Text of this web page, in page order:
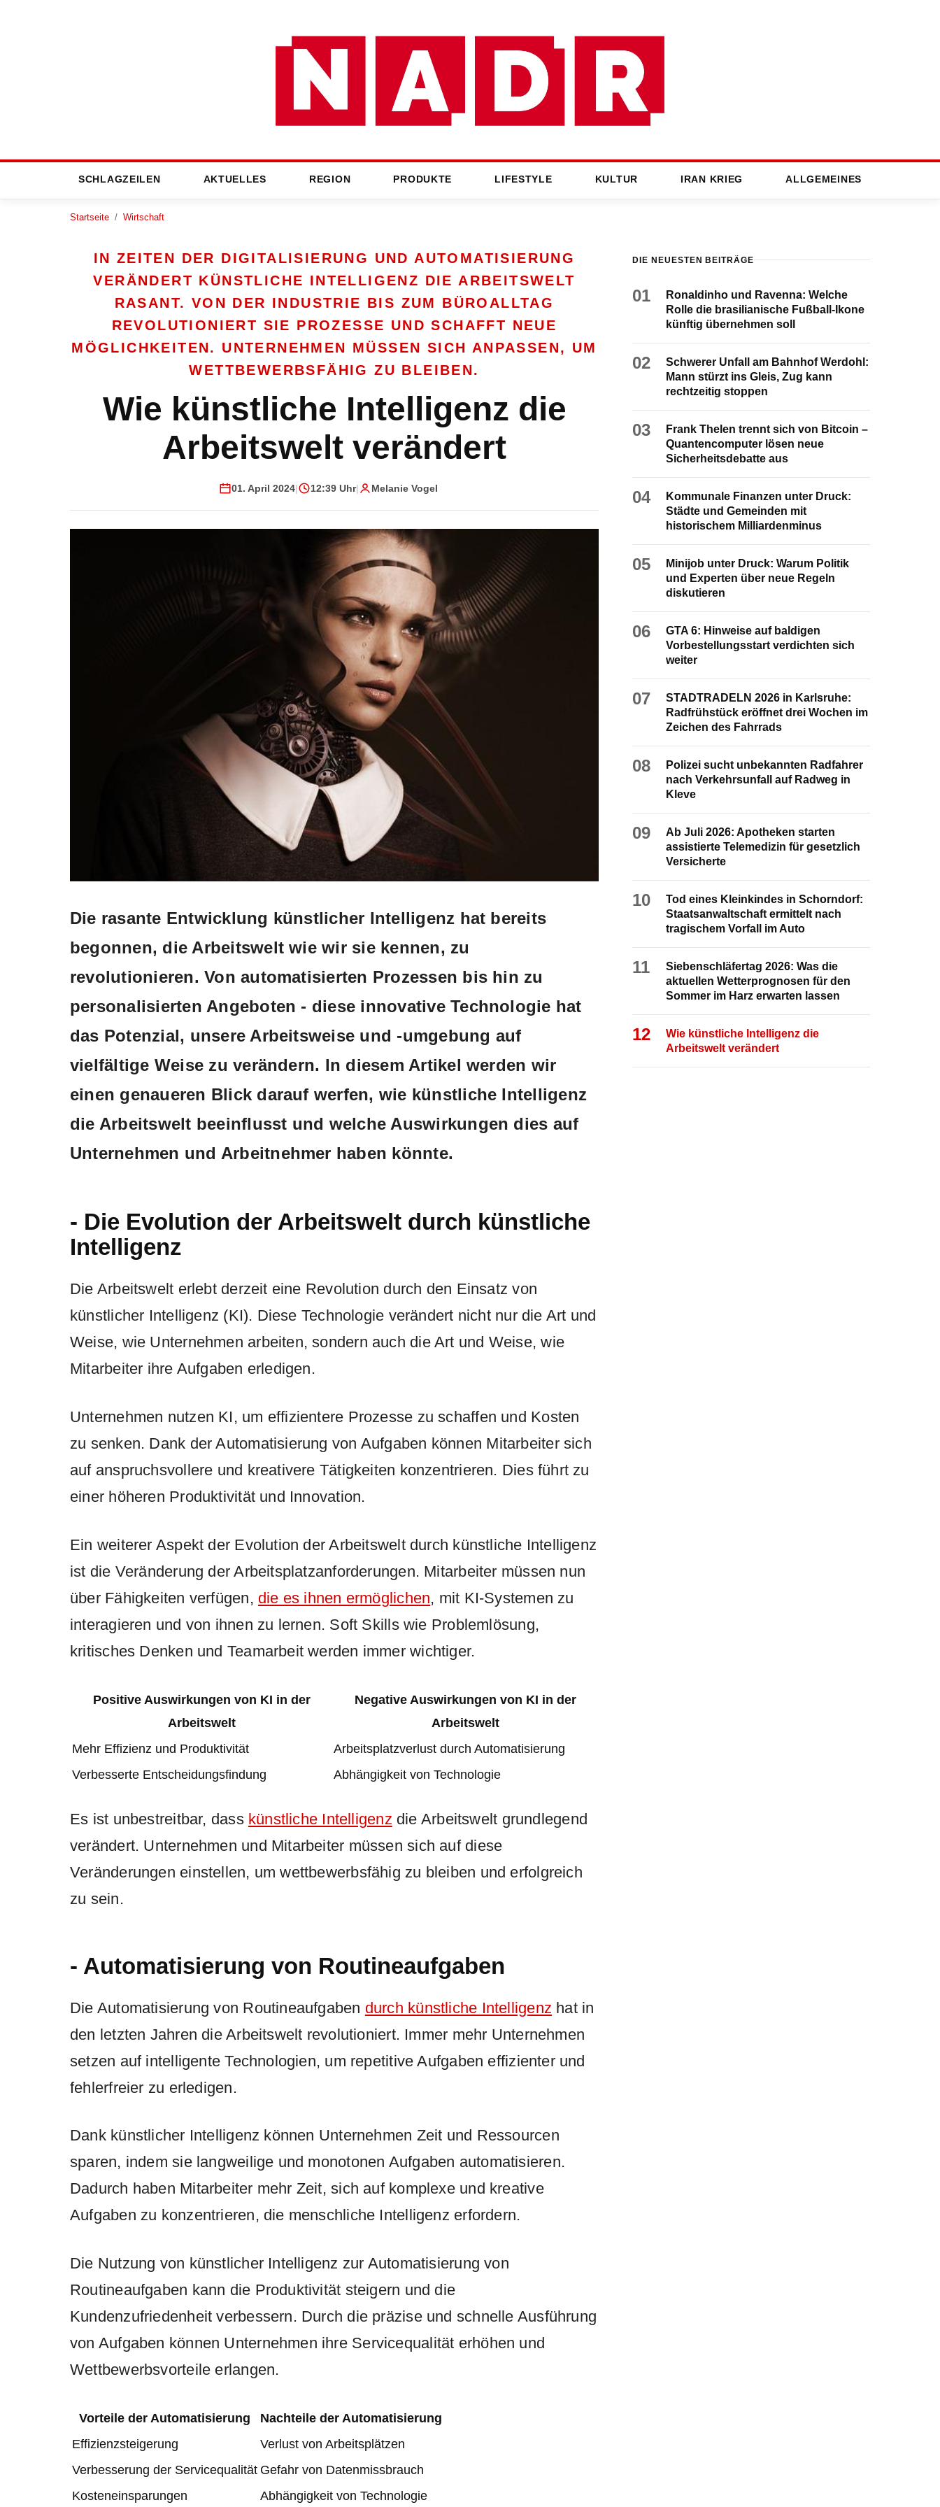
SCHLAGZEILEN AKTUELLES REGION PRODUKTE LIFESTYLE KULTUR IRAN KRIEG ALLGEMEINES
Startseite / Wirtschaft
IN ZEITEN DER DIGITALISIERUNG UND AUTOMATISIERUNG
VERÄNDERT KÜNSTLICHE INTELLIGENZ DIE ARBEITSWELT
RASANT. VON DER INDUSTRIE BIS ZUM BÜROALLTAG
REVOLUTIONIERT SIE PROZESSE UND SCHAFFT NEUE
MÖGLICHKEITEN. UNTERNEHMEN MÜSSEN SICH ANPASSEN, UM
WETTBEWERBSFÄHIG ZU BLEIBEN.
Wie künstliche Intelligenz die
Arbeitswelt verändert
01. April 2024| 12:39 Uhr| Melanie Vogel
Die rasante Entwicklung künstlicher Intelligenz hat bereits
begonnen, die Arbeitswelt wie wir sie kennen, zu
revolutionieren. Von automatisierten Prozessen bis hin zu
personalisierten Angeboten - diese innovative Technologie hat
das Potenzial, unsere Arbeitsweise und -umgebung auf
vielfältige Weise zu verändern. In diesem Artikel werden wir
einen genaueren Blick darauf werfen, wie künstliche Intelligenz
die Arbeitswelt beeinflusst und welche Auswirkungen dies auf
Unternehmen und Arbeitnehmer haben könnte.
- Die Evolution der Arbeitswelt durch künstliche
Intelligenz
Die Arbeitswelt erlebt derzeit eine Revolution durch den Einsatz von
künstlicher Intelligenz (KI). Diese Technologie verändert nicht nur die Art und
Weise, wie Unternehmen arbeiten, sondern auch die Art und Weise, wie
Mitarbeiter ihre Aufgaben erledigen.
Unternehmen nutzen KI, um effizientere Prozesse zu schaffen und Kosten
zu senken. Dank der Automatisierung von Aufgaben können Mitarbeiter sich
auf anspruchsvollere und kreativere Tätigkeiten konzentrieren. Dies führt zu
einer höheren Produktivität und Innovation.
Ein weiterer Aspekt der Evolution der Arbeitswelt durch künstliche Intelligenz
ist die Veränderung der Arbeitsplatzanforderungen. Mitarbeiter müssen nun
über Fähigkeiten verfügen, die es ihnen ermöglichen, mit KI-Systemen zu
interagieren und von ihnen zu lernen. Soft Skills wie Problemlösung,
kritisches Denken und Teamarbeit werden immer wichtiger.
Positive Auswirkungen von KI in der
Arbeitswelt
Negative Auswirkungen von KI in der
Arbeitswelt
Mehr Effizienz und Produktivität
Arbeitsplatzverlust durch Automatisierung
Verbesserte Entscheidungsfindung
Abhängigkeit von Technologie
Es ist unbestreitbar, dass künstliche Intelligenz die Arbeitswelt grundlegend
verändert. Unternehmen und Mitarbeiter müssen sich auf diese
Veränderungen einstellen, um wettbewerbsfähig zu bleiben und erfolgreich
zu sein.
- Automatisierung von Routineaufgaben
Die Automatisierung von Routineaufgaben durch künstliche Intelligenz hat in
den letzten Jahren die Arbeitswelt revolutioniert. Immer mehr Unternehmen
setzen auf intelligente Technologien, um repetitive Aufgaben effizienter und
fehlerfreier zu erledigen.
Dank künstlicher Intelligenz können Unternehmen Zeit und Ressourcen
sparen, indem sie langweilige und monotonen Aufgaben automatisieren.
Dadurch haben Mitarbeiter mehr Zeit, sich auf komplexe und kreative
Aufgaben zu konzentrieren, die menschliche Intelligenz erfordern.
Die Nutzung von künstlicher Intelligenz zur Automatisierung von
Routineaufgaben kann die Produktivität steigern und die
Kundenzufriedenheit verbessern. Durch die präzise und schnelle Ausführung
von Aufgaben können Unternehmen ihre Servicequalität erhöhen und
Wettbewerbsvorteile erlangen.
Vorteile der Automatisierung
Nachteile der Automatisierung
Effizienzsteigerung
Verlust von Arbeitsplätzen
Verbesserung der Servicequalität Gefahr von Datenmissbrauch
Kosteneinsparungen
Abhängigkeit von Technologie
DIE NEUESTEN BEITRÄGE
01
Ronaldinho und Ravenna: Welche
Rolle die brasilianische Fußball-Ikone
künftig übernehmen soll
02
Schwerer Unfall am Bahnhof Werdohl:
Mann stürzt ins Gleis, Zug kann
rechtzeitig stoppen
03
Frank Thelen trennt sich von Bitcoin –
Quantencomputer lösen neue
Sicherheitsdebatte aus
04
Kommunale Finanzen unter Druck:
Städte und Gemeinden mit
historischem Milliardenminus
05
Minijob unter Druck: Warum Politik
und Experten über neue Regeln
diskutieren
06
GTA 6: Hinweise auf baldigen
Vorbestellungsstart verdichten sich
weiter
07
STADTRADELN 2026 in Karlsruhe:
Radfrühstück eröffnet drei Wochen im
Zeichen des Fahrrads
08
Polizei sucht unbekannten Radfahrer
nach Verkehrsunfall auf Radweg in
Kleve
09
Ab Juli 2026: Apotheken starten
assistierte Telemedizin für gesetzlich
Versicherte
10
Tod eines Kleinkindes in Schorndorf:
Staatsanwaltschaft ermittelt nach
tragischem Vorfall im Auto
11
Siebenschläfertag 2026: Was die
aktuellen Wetterprognosen für den
Sommer im Harz erwarten lassen
12
Wie künstliche Intelligenz die
Arbeitswelt verändert